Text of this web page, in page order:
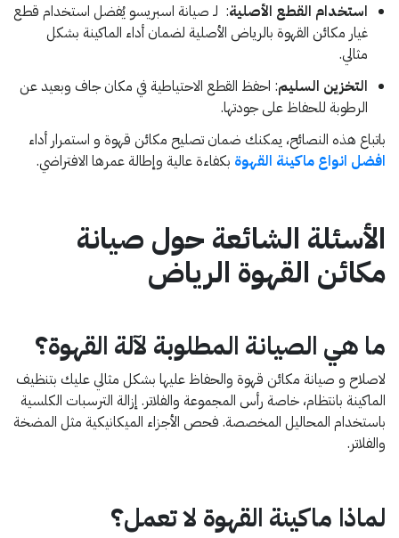
استخدام القطع الأصلية: لـ صيانة اسبريسو يُفضل استخدام قطع
غيار مكائن القهوة بالرياض الأصلية لضمان أداء الماكينة بشكل
مثالي.
التخزين السليم: احفظ القطع الاحتياطية في مكان جاف وبعيد عن
الرطوبة للحفاظ على جودتها.
باتباع هذه النصائح، يمكنك ضمان تصليح مكائن قهوة و استمرار أداء
افضل انواع ماكينة القهوة بكفاءة عالية وإطالة عمرها الافتراضي.
الأسئلة الشائعة حول صيانة
مكائن القهوة الرياض
ما هي الصيانة المطلوبة لآلة القهوة؟
لاصلاح و صيانة مكائن قهوة والحفاظ عليها بشكل مثالي عليك بتنظيف
الماكينة بانتظام، خاصة رأس المجموعة والفلاتر. إزالة الترسبات الكلسية
باستخدام المحاليل المخصصة. فحص الأجزاء الميكانيكية مثل المضخة
والفلاتر.
لماذا ماكينة القهوة لا تعمل؟